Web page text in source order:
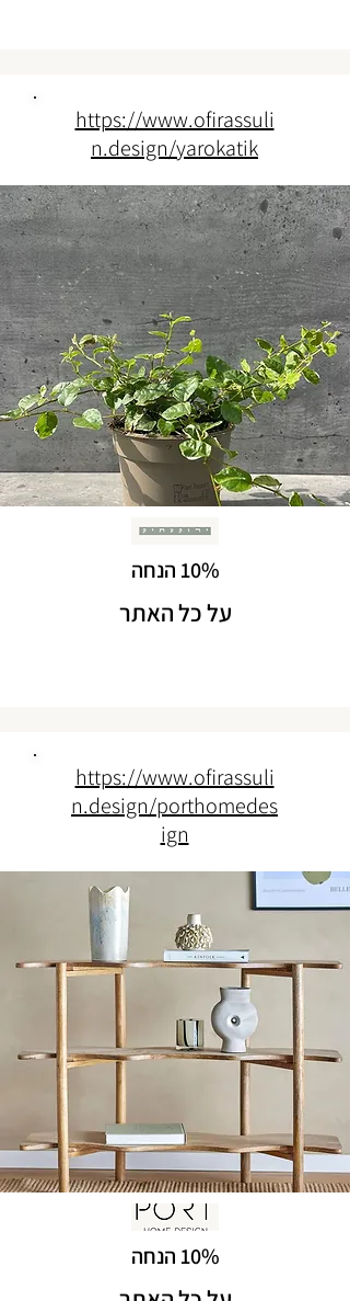
https://www.ofirassuli
n.design/yarokatik
10% הנחה
על כל האתר
https://www.ofirassuli
n.design/porthomedes
ign
10% הנחה